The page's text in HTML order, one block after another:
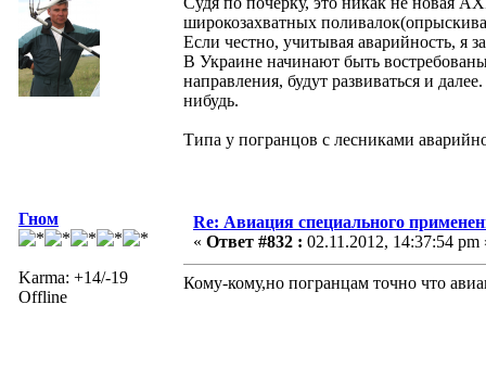
широкозахватных
Если честно, учитывая аварийность, я
В Украине начинают быть
направления, будут развиваться и
нибудь.
Типа у погранцов с лесниками
Гном
Karma: +14/-19
Offline
Re: Авиация специального
« Ответ #832 : 02.11.2012, 14:37:54 pm
Кому-кому,но погранцам точно что